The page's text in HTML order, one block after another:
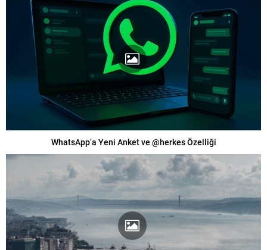
WhatsApp’a Yeni Anket ve @herkes Özelliği